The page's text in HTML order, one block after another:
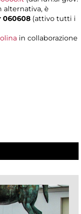
alternativa, è
060608 (attivo tutti i
in collaborazione